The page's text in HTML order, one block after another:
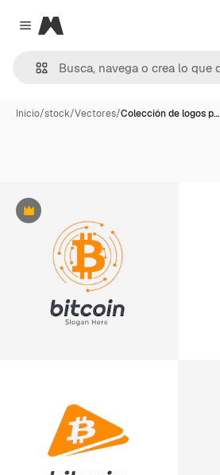
Close menu
Magnific
Inicio/stock/Vectores/Colección de logos p…
Premium